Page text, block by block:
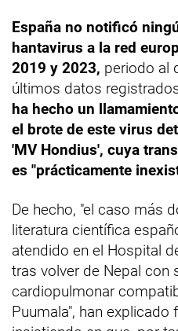
España no notificó
hantavirus a la red
2019 y 2023, periodo al
últimos datos
ha hecho un
el brote de este virus
'MV Hondius', cuya
es "prácticamente
De hecho, "el caso más
literatura científica
atendido en el Hospital
tras volver de Nepal con
cardiopulmonar
Puumala", han explicado